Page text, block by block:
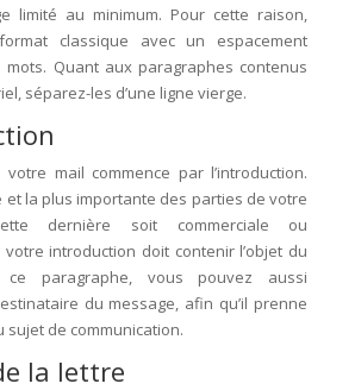
limité au minimum. Pour cette raison,
classique avec un espacement
mots. Quant aux paragraphes contenus
séparez-les d’une ligne vierge.
mail commence par l’introduction.
et la plus importante des parties de votre
dernière soit commerciale ou
introduction doit contenir l’objet du
ce paragraphe, vous pouvez aussi
du message, afin qu’il prenne
sujet de communication.
la lettre